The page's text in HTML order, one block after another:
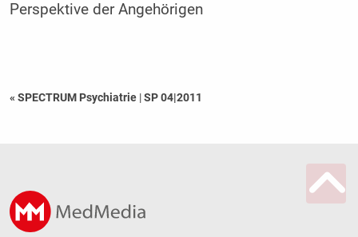
Perspektive der Angehörigen
« SPECTRUM Psychiatrie |SP 04|2011